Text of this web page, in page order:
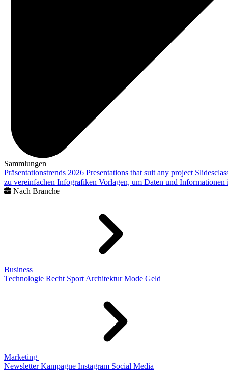
Sammlungen
Präsentationstrends 2026 Presentations that suit any project
zu vereinfachen Infografiken Vorlagen, um Daten und
Nach Branche
Business
Technologie Recht Sport Architektur Mode Geld
Marketing
Newsletter Kampagne Instagram Social Media